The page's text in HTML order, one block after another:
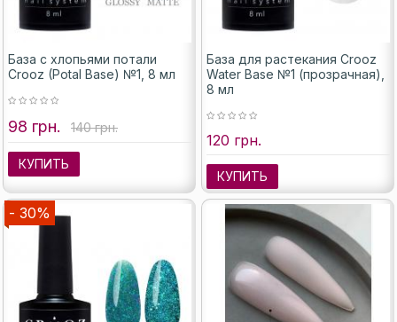
База с хлопьями потали
Crooz (Potal Base) №1, 8 мл
98 грн. 140 грн.
КУПИТЬ
База для растекания Crooz
Water Base №1 (прозрачная),
8 мл
120 грн.
КУПИТЬ
- 30%